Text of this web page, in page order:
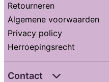
Retourneren
Algemene voorwaarden
Privacy policy
Herroepingsrecht
Contact